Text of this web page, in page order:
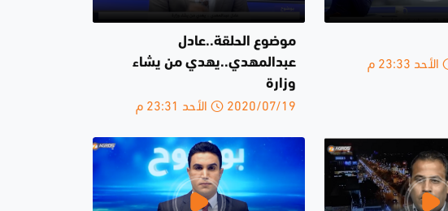
موضوع الحلقة..عادل
عبدالمهدي..يهدي من يشاء
وزارة
2020/07/19 الأحد 23:31 م